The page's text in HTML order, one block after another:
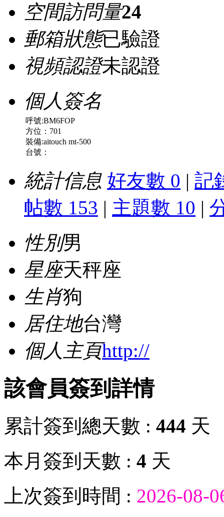
空間訪問量24
郵箱狀態已驗證
視頻認證未認證
個人簽名
呼號:BM6FOP
方位：701
裝備:aitouch mt-500
台號：
統計信息 好友數 0 | 記
帖數 153 | 主題數 10 |
性別男
星座天秤座
生肖狗
居住地台灣
個人主頁http://
該會員簽到詳情
累計簽到總天數 : 444 天
本月簽到天數 : 4 天
上次簽到時間 : 2026-08-